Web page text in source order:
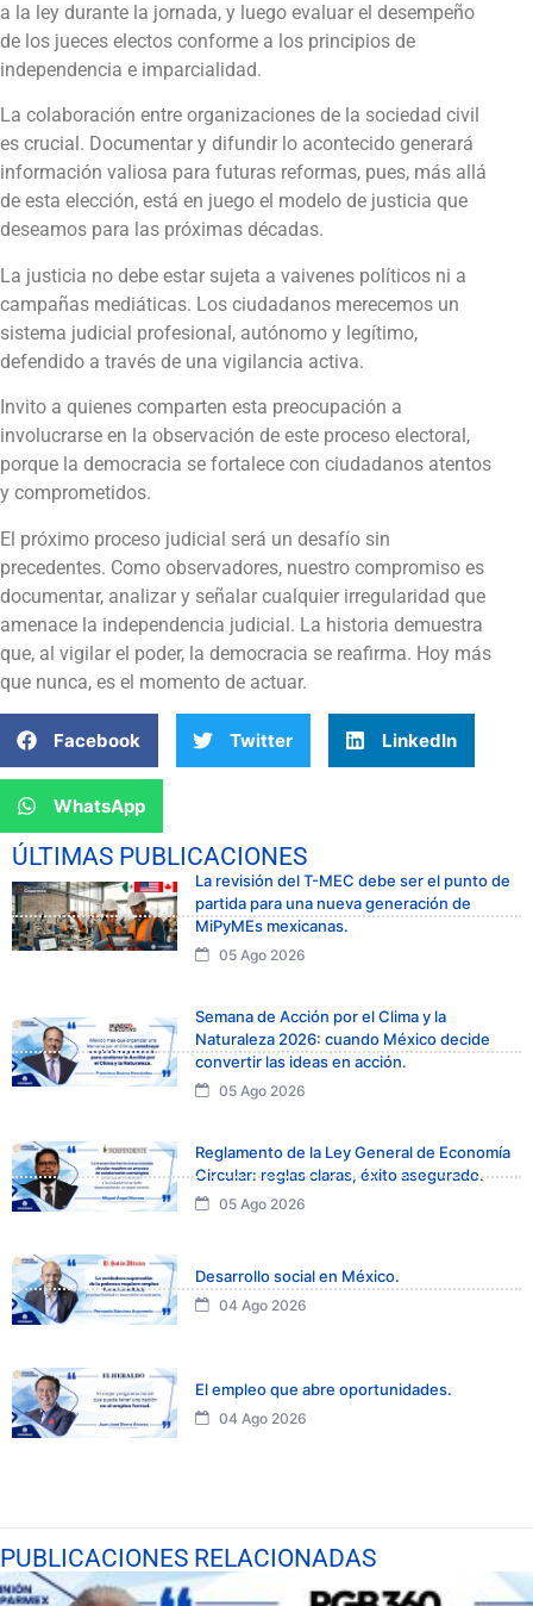
a la ley durante la jornada, y luego evaluar el desempeño
de los jueces electos conforme a los principios de
independencia e imparcialidad.
La colaboración entre organizaciones de la sociedad civil
es crucial. Documentar y difundir lo acontecido generará
información valiosa para futuras reformas, pues, más allá
de esta elección, está en juego el modelo de justicia que
deseamos para las próximas décadas.
La justicia no debe estar sujeta a vaivenes políticos ni a
campañas mediáticas. Los ciudadanos merecemos un
sistema judicial profesional, autónomo y legítimo,
defendido a través de una vigilancia activa.
Invito a quienes comparten esta preocupación a
involucrarse en la observación de este proceso electoral,
porque la democracia se fortalece con ciudadanos atentos
y comprometidos.
El próximo proceso judicial será un desafío sin
precedentes. Como observadores, nuestro compromiso es
documentar, analizar y señalar cualquier irregularidad que
amenace la independencia judicial. La historia demuestra
que, al vigilar el poder, la democracia se reafirma. Hoy más
que nunca, es el momento de actuar.
Facebook Twitter LinkedIn
WhatsApp
ÚLTIMAS PUBLICACIONES
La revisión del T-MEC debe ser el punto de
partida para una nueva generación de
MiPyMEs mexicanas.
05 Ago 2026
Semana de Acción por el Clima y la
Naturaleza 2026: cuando México decide
convertir las ideas en acción.
05 Ago 2026
Reglamento de la Ley General de Economía
Circular: reglas claras, éxito asegurado.
05 Ago 2026
Desarrollo social en México.
04 Ago 2026
El empleo que abre oportunidades.
04 Ago 2026
PUBLICACIONES RELACIONADAS